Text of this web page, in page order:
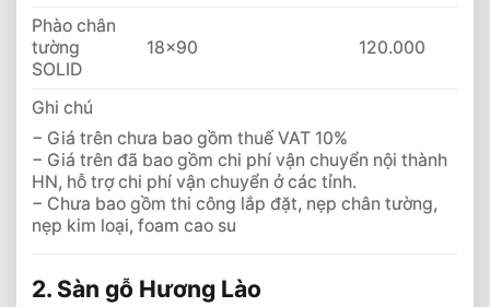
Phào chân
tường
SOLID
18×90 120.000
Ghi chú
− Giá trên chưa bao gồm thuế VAT 10%
− Giá trên đã bao gồm chi phí vận chuyển nội thành
HN, hỗ trợ chi phí vận chuyển ở các tỉnh.
− Chưa bao gồm thi công lắp đặt, nẹp chân tường,
nẹp kim loại, foam cao su
2. Sàn gỗ Hương Lào